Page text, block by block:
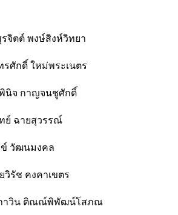
รจิตต์ พงษ์สิงห์วิทยา
รศักดิ์ ใหม่พระเนตร
นิจ กาญจนชูศักดิ์
ย์ ฉายสุวรรณ์
ข์ วัฒนมงคล
วิรัช คงคาเขตร
ภาวิน ติณณ์พิพัฒน์โสภณ